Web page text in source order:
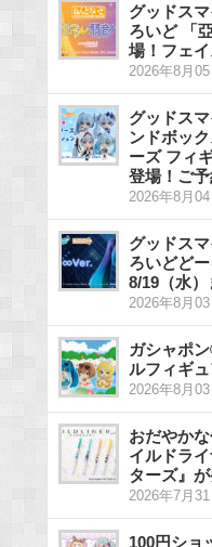
グッドス
ろいど 「
場！フェ
2026年8月
グッドス
ンドボッ
ーズ フィ
登場！ご予
2026年8月
グッドス
ろいどど
8/19（水）
2026年8月
ガシャポ
ルフィギ
2026年8月
おだやか
イルドラ
ターズ』が
2026年7月
100円ショ